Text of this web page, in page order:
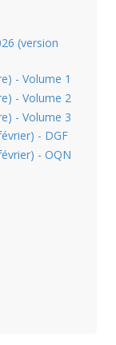
(version
- Volume 1
- Volume 2
- Volume 3
- DGF
- OQN